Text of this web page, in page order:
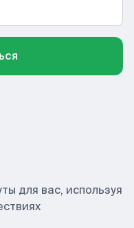
для вас, используя